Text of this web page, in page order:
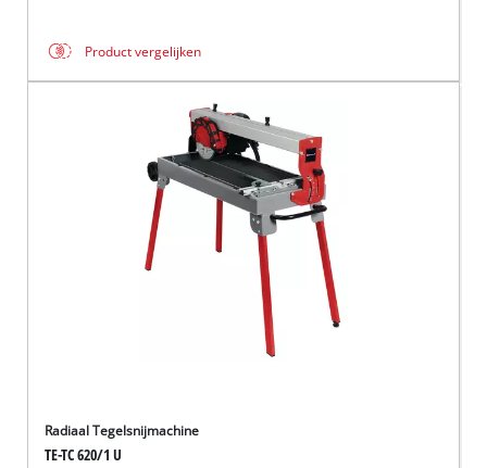
Product vergelijken
Radiaal Tegelsnijmachine
TE-TC 620/1 U